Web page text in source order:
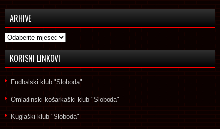
ARHIVE
Arhive
KORISNI LINKOVI
Fudbalski klub "Sloboda"
Omladinski košarkaški klub "Sloboda"
Kuglaški klub "Sloboda"